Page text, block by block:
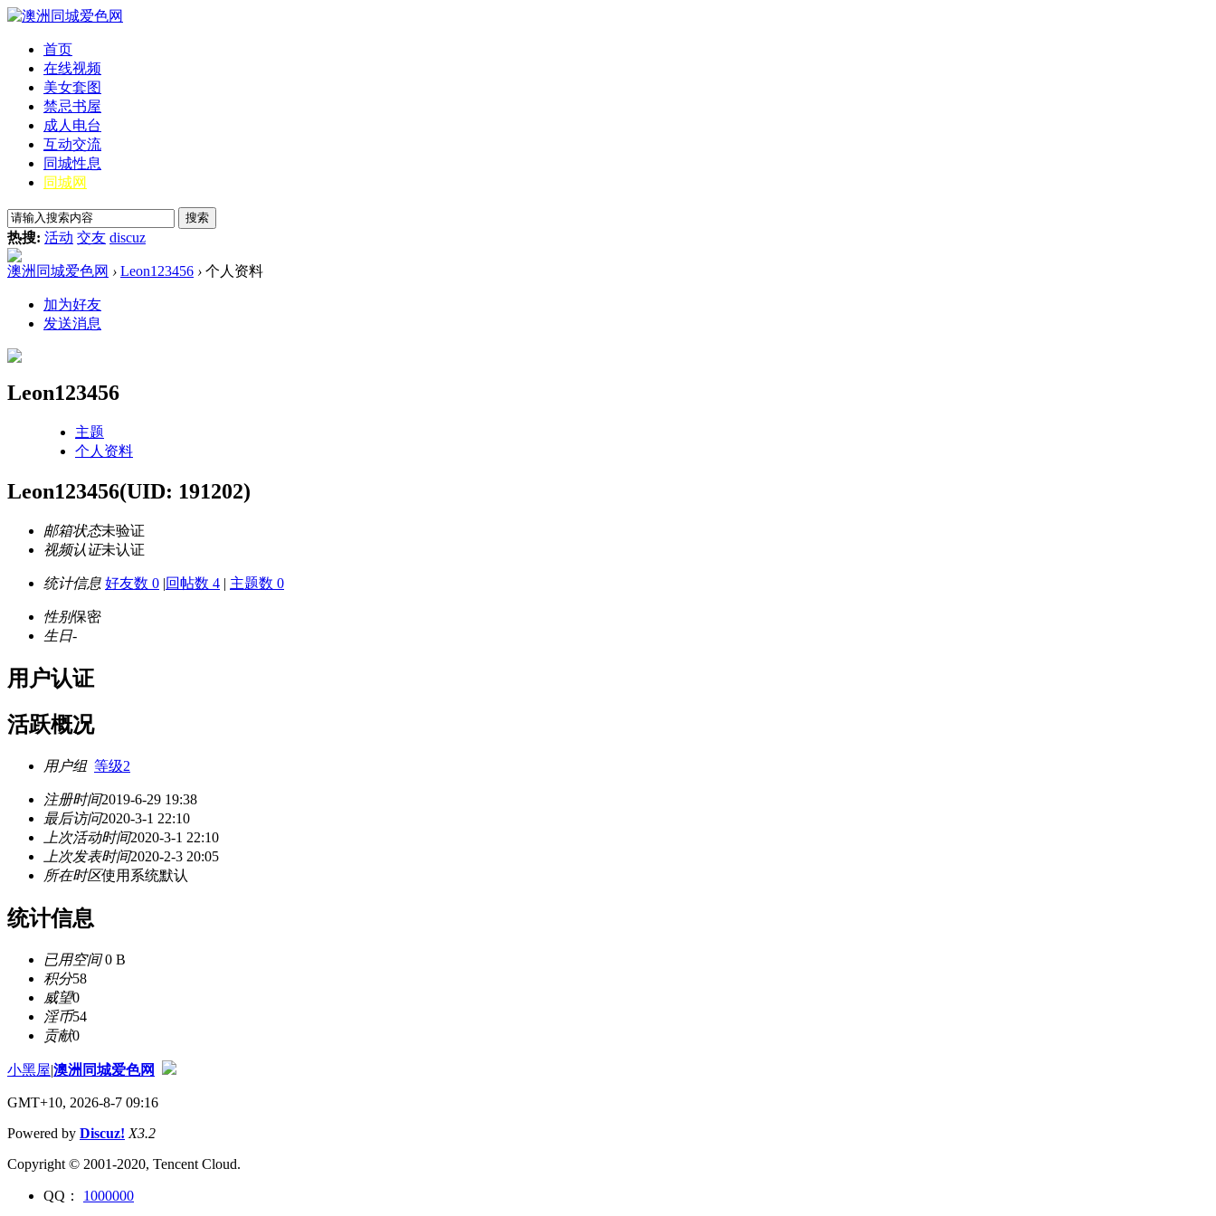
首页
在线视频
美女套图
禁忌书屋
成人电台
互动交流
同城性息
同城网
搜索
热搜: 活动 交友 discuz
澳洲同城爱色网 › Leon123456 › 个人资料
加为好友
发送消息
Leon123456
主题
个人资料
Leon123456(UID: 191202)
邮箱状态未验证
视频认证未认证
统计信息 好友数 0 |回帖数 4 | 主题数 0
性别保密
生日-
用户认证
活跃概况
用户组 等级2
注册时间2019-6-29 19:38
最后访问2020-3-1 22:10
上次活动时间2020-3-1 22:10
上次发表时间2020-2-3 20:05
所在时区使用系统默认
统计信息
已用空间0 B
积分58
威望0
淫币54
贡献0
小黑屋|澳洲同城爱色网
GMT+10, 2026-8-7 09:16
Powered by Discuz! X3.2
Copyright © 2001-2020, Tencent Cloud.
QQ： 1000000